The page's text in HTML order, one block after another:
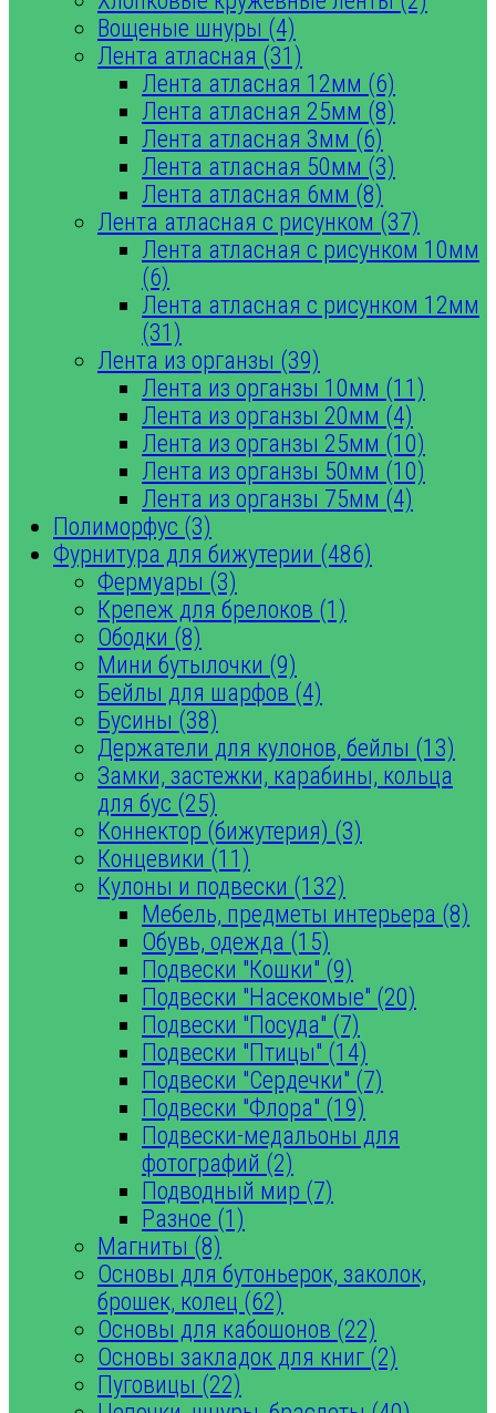
Вощеные шнуры (4)
Лента атласная (31)
Лента атласная 12мм (6)
Лента атласная 25мм (8)
Лента атласная 3мм (6)
Лента атласная 50мм (3)
Лента атласная 6мм (8)
Лента атласная с рисунком (37)
Лента атласная с рисунком 10мм
(6)
Лента атласная с рисунком 12мм
(31)
Лента из органзы (39)
Лента из органзы 10мм (11)
Лента из органзы 20мм (4)
Лента из органзы 25мм (10)
Лента из органзы 50мм (10)
Лента из органзы 75мм (4)
Полиморфус (3)
Фурнитура для бижутерии (486)
Фермуары (3)
Крепеж для брелоков (1)
Ободки (8)
Мини бутылочки (9)
Бейлы для шарфов (4)
Бусины (38)
Держатели для кулонов, бейлы (13)
Замки, застежки, карабины, кольца
для бус (25)
Коннектор (бижутерия) (3)
Концевики (11)
Кулоны и подвески (132)
Мебель, предметы интерьера (8)
Обувь, одежда (15)
Подвески "Кошки" (9)
Подвески "Насекомые" (20)
Подвески "Посуда" (7)
Подвески "Птицы" (14)
Подвески "Сердечки" (7)
Подвески "Флора" (19)
Подвески-медальоны для
фотографий (2)
Подводный мир (7)
Разное (1)
Магниты (8)
Основы для бутоньерок, заколок,
брошек, колец (62)
Основы для кабошонов (22)
Основы закладок для книг (2)
Пуговицы (22)